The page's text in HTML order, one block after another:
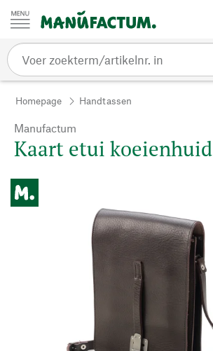
Passer au contenu
Homepage Handtassen
Manufactum
Kaart etui koeienhuid